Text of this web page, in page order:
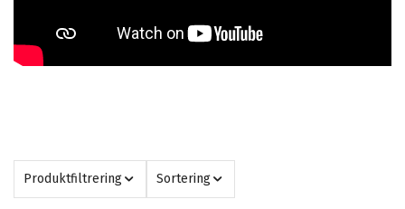
Produktfiltrering Sortering